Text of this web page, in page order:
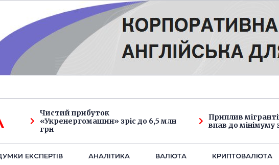
Чистий прибуток
«Укренергомашин» зріс до 6,5 млн
грн
Приплив
впав до мінімуму
ЕКСПЕРТIВ АНАЛIТИКА ВАЛЮТА КРИПТОВАЛЮТА